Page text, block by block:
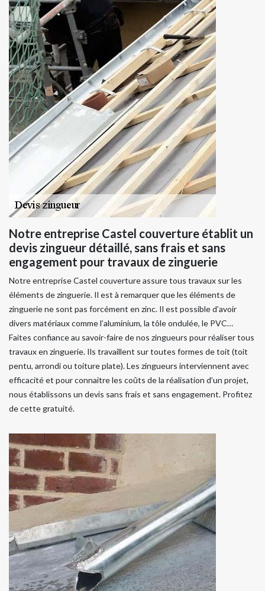
Notre entreprise Castel couverture établit un
devis zingueur détaillé, sans frais et sans
engagement pour travaux de zinguerie
Notre entreprise Castel couverture assure tous travaux sur les
éléments de zinguerie. Il est à remarquer que les éléments de
zinguerie ne sont pas forcément en zinc. Il est possible d’avoir
divers matériaux comme l’aluminium, la tôle ondulée, le PVC…
Faites confiance au savoir-faire de nos zingueurs pour réaliser tous
travaux en zinguerie. Ils travaillent sur toutes formes de toit (toit
pentu, arrondi ou toiture plate). Les zingueurs interviennent avec
efficacité et pour connaitre les coûts de la réalisation d’un projet,
nous établissons un devis sans frais et sans engagement. Profitez
de cette gratuité.